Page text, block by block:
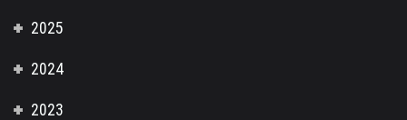
2025
2024
2023